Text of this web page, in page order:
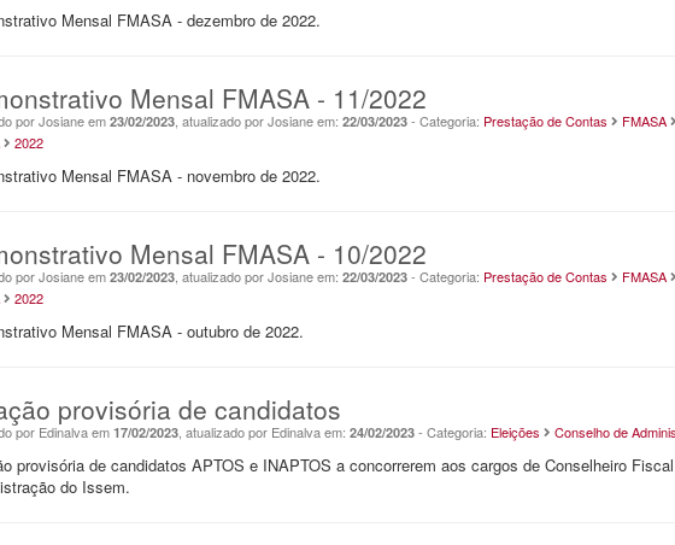
Mensal FMASA - dezembro de 2022.
Mensal FMASA - 11/2022
por Josiane em23/02/2023 , atualizado por Josiane em: 22/03/2023 - Categoria: Prestação de Contas FMASA
2022
Mensal FMASA - novembro de 2022.
Mensal FMASA - 10/2022
por Josiane em23/02/2023 , atualizado por Josiane em: 22/03/2023 - Categoria: Prestação de Contas FMASA
2022
Mensal FMASA - outubro de 2022.
provisória de candidatos
por Edinalva em 17/02/2023 , atualizado por Edinalva em: 24/02/2023 - Categoria: Eleições Conselho de
provisória de candidatos APTOS e INAPTOS a concorrerem aos cargos de Conselheiro
do Issem.